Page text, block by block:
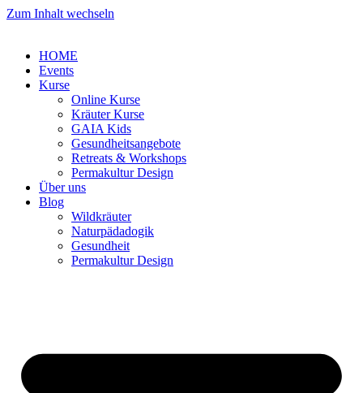
Zum Inhalt wechseln
HOME
Events
Kurse
Online Kurse
Kräuter Kurse
GAIA Kids
Gesundheitsangebote
Retreats & Workshops
Permakultur Design
Über uns
Blog
Wildkräuter
Naturpädadogik
Gesundheit
Permakultur Design